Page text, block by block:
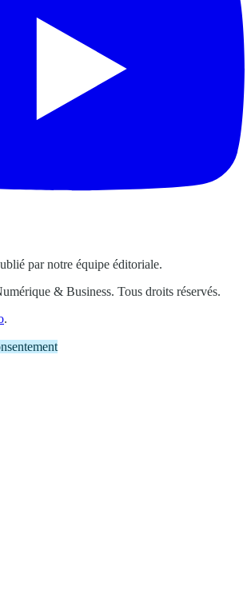
par notre équipe éditoriale.
& Business. Tous droits réservés.
.